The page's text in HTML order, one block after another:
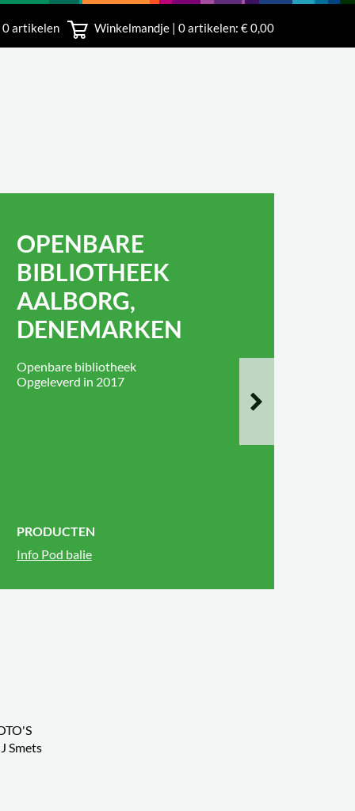
0 artikelen Winkelmandje | 0artikelen: € 0,00
OPENBARE
BIBLIOTHEEK
AALBORG,
DENEMARKEN
Openbare bibliotheek
Opgeleverd in 2017
PRODUCTEN
Info Pod balie
Smets